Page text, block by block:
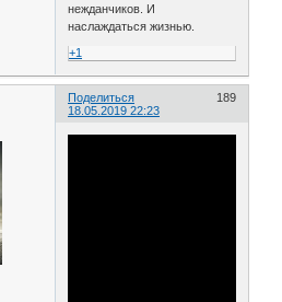
нежданчиков. И
наслаждаться жизнью.
+1
Поделиться
189
18.05.2019 22:23